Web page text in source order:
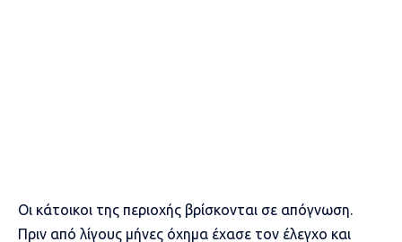
Οι κάτοικοι της περιοχής βρίσκονται σε απόγνωση.
Πριν από λίγους μήνες όχημα έχασε τον έλεγχο και